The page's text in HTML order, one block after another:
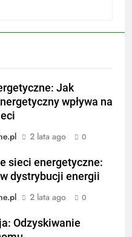
Jak
wpływa na
2 lata ago 0
sieci energetyczne:
dystrybucji energii
2 lata ago 0
Odzyskiwanie